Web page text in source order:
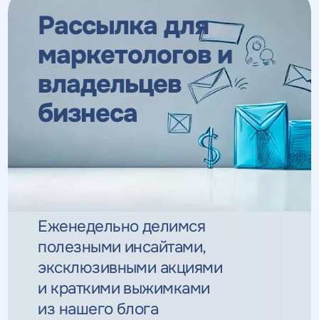
Рассылка для
маркетологови
владельцев
бизнеса
Еженедельно делимся
полезными инсайтами,
эксклюзивными акциями
и краткими выжимками
из нашего блога